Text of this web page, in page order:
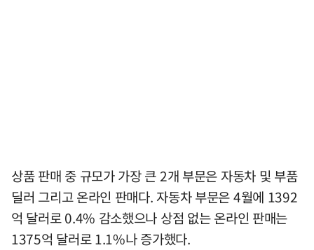
상품 판매 중 규모가 가장 큰 2개 부문은 자동차 및 부품
딜러 그리고 온라인 판매다. 자동차 부문은 4월에 1392
억 달러로 0.4% 감소했으나 상점 없는 온라인 판매는
1375억 달러로 1.1%나 증가했다.